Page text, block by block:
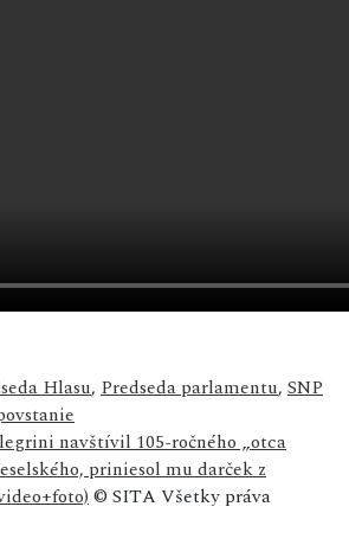
Hlasu, Predseda parlamentu, SNP
navštívil 105-ročného „otca
priniesol mu darček z
© SITA Všetky práva